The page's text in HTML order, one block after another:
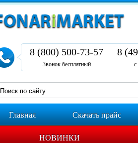
8 (800) 500-73-57
Звонок бесплатный
8
с
Главная Скачать прайс
НОВИНКИ